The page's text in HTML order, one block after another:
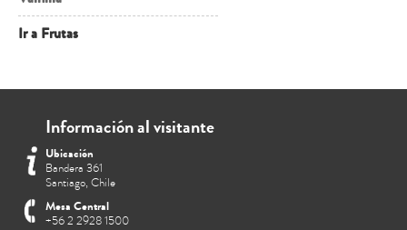
Ir a Frutas
Información al visitante
Ubicación
Bandera 361
Santiago, Chile
Mesa Central
+56 2 2928 1500